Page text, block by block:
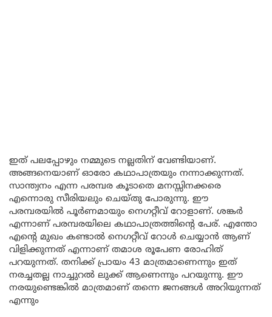
ഇത് പലപ്പോഴും നമ്മുടെ നല്ലതിന് വേണ്ടിയാണ്.
അങ്ങനെയാണ് ഓരോ കഥാപാത്രയും നന്നാക്കുന്നത്.
സാന്ത്വനം എന്ന പരമ്പര കൂടാതെ മനസ്സിനക്കരെ
എന്നൊരു സീരിയലും ചെയ്തു പോരുന്നു. ഈ
പരമ്പരയിൽ പൂർണമായും നെഗറ്റീവ് റോളാണ്. ശങ്കർ
എന്നാണ് പരമ്പരയിലെ കഥാപാത്രത്തിന്റെ പേര്. എന്തോ
എന്റെ മുഖം കണ്ടാൽ നെഗറ്റീവ് റോൾ ചെയ്യാൻ ആണ്
വിളിക്കുന്നത് എന്നാണ് തമാശ രൂപേണ രോഹിത്
പറയുന്നത്. തനിക്ക് പ്രായം 43 മാത്രമാണെന്നും ഇത്
നരച്ചതല്ല നാച്ചുറൽ ലുക്ക് ആണെന്നും പറയുന്നു. ഈ
നരയുണ്ടെങ്കിൽ മാത്രമാണ് തന്നെ ജനങ്ങൾ അറിയുന്നത്
എന്നും